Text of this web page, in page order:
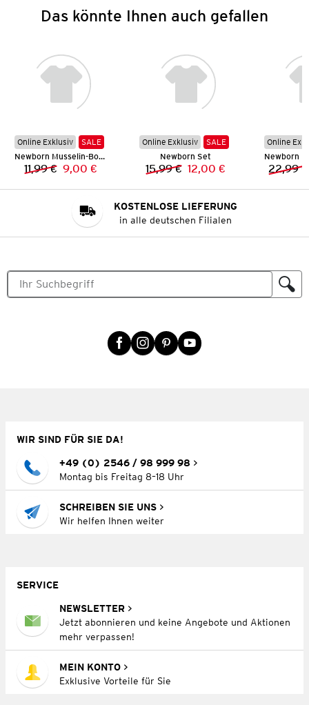
Das könnte Ihnen auch gefallen
Online Exklusiv
SALE
Newborn Musselin-Body
Vorheriger Preis:
11,99 € Neuer Preis:
9,00 €
Online Exklusiv
SALE
Newborn Set
Vorheriger Preis:
15,99 € Neuer Preis:
12,00 €
Online
22,99 €
KOSTENLOSE LIEFERUNG
in alle deutschen Filialen
WIR SIND FÜR SIE DA!
+49 (0) 2546 / 98 999 98
Montag bis Freitag 8–18 Uhr
SCHREIBEN SIE UNS
Wir helfen Ihnen weiter
SERVICE
NEWSLETTER
Jetzt abonnieren und keine Angebote und Aktionen
mehr verpassen!
MEIN KONTO
Exklusive Vorteile für Sie